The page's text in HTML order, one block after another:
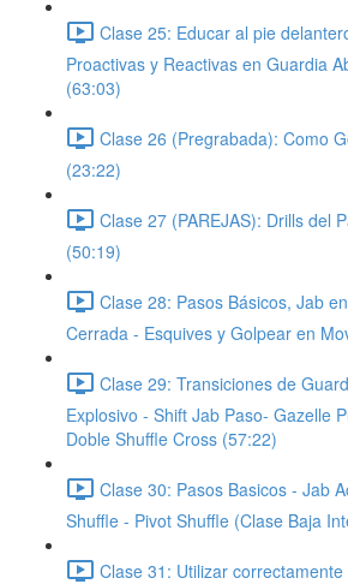
Clase 25: Educar al pie
Proactivas y Reactivas en Guardia
(63:03)
Clase 26 (Pregrabada): Como
(23:22)
Clase 27 (PAREJAS): Drills del
(50:19)
Clase 28: Pasos Básicos, Jab
Cerrada - Esquives y Golpear en
Clase 29: Transiciones de
Explosivo - Shift Jab Paso- Gazelle
Doble Shuffle Cross (57:22)
Clase 30: Pasos Basicos - Jab
Shuffle - Pivot Shuffle (Clase Baja
Clase 31: Utilizar